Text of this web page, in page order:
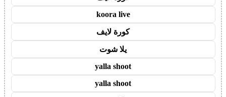
koora live
كورة لايف
يلا شوت
yalla shoot
yalla shoot